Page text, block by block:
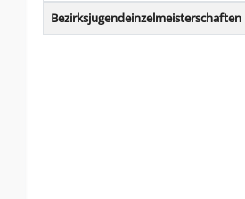
Beiträge
Bezirksjugendeinzelmeisterschaften